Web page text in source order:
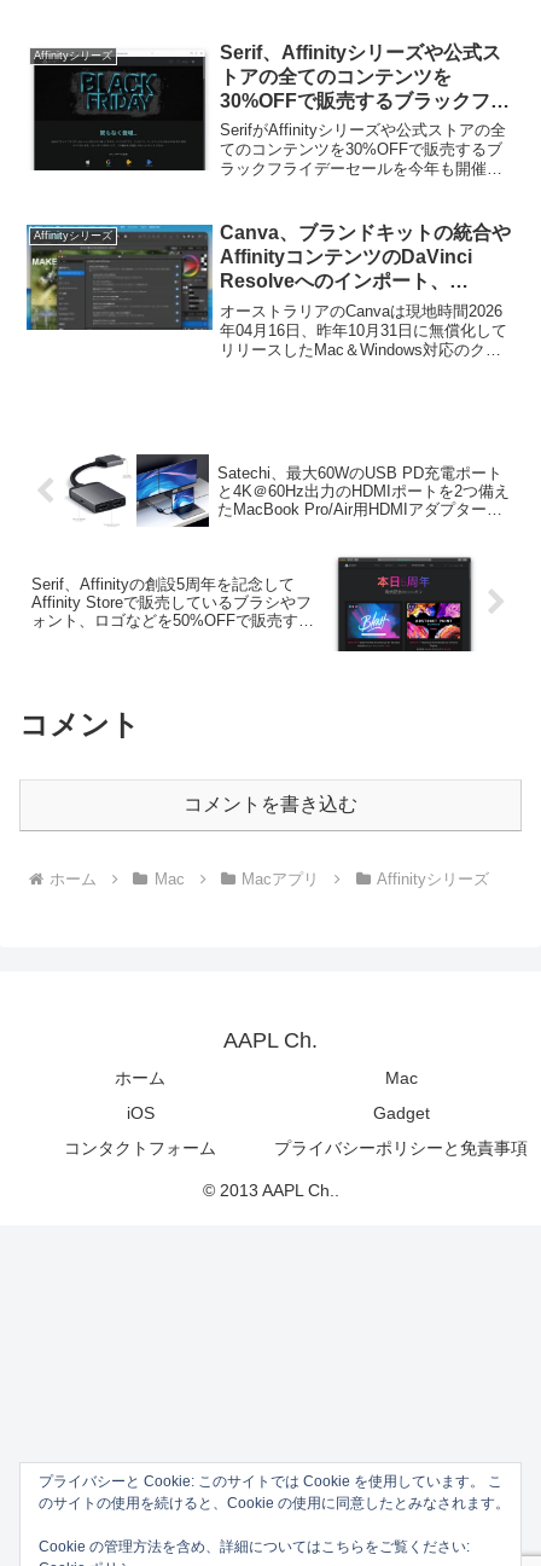
Affinityシリーズ
Serif、Affinityシリーズや公式ス
トアの全てのコンテンツを
30%OFFで販売するブラックフラ
イデーセールを2021年も開催。
SerifがAffinityシリーズや公式ストアの全
てのコンテンツを30%OFFで販売するブ
ラックフライデーセールを今年も開催す
Affinityシリーズ
Canva、ブランドキットの統合や
AffinityコンテンツのDaVinci
Resolveへのインポート、
Claude(MCP)によるAI自動化機
能を追加したクリエイティブアプ
リ「Affinity v3.2 for
オーストラリアのCanvaは現地時間2026
年04月16日、昨年10月31日に無償化して
リリースしたMac＆Windows対応のクリ
Satechi、最大60WのUSB PD充電ポート
と4K＠60Hz出力のHDMIポートを2つ備え
たMacBook Pro/Air用HDMIアダプター
Serif、Affinityの創設5周年を記念して
Affinity Storeで販売しているブラシやフ
ォント、ロゴなどを50%OFFで販売する
コメント
コメントを書き込む
ホーム Mac Macアプリ Affinityシリーズ
AAPL Ch.
ホーム
Mac
iOS
Gadget
コンタクトフォーム
プライバシーポリシーと免責事項
© 2013 AAPL Ch..
プライバシーと Cookie: このサイトでは Cookie を使用しています。 こ
のサイトの使用を続けると、Cookie の使用に同意したとみなされます。
Cookie の管理方法を含め、詳細についてはこちらをご覧ください: